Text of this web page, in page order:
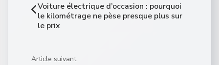
Voiture électrique d’occasion : pourquoi
le kilométrage ne pèse presque plus sur
le prix
Article suivant